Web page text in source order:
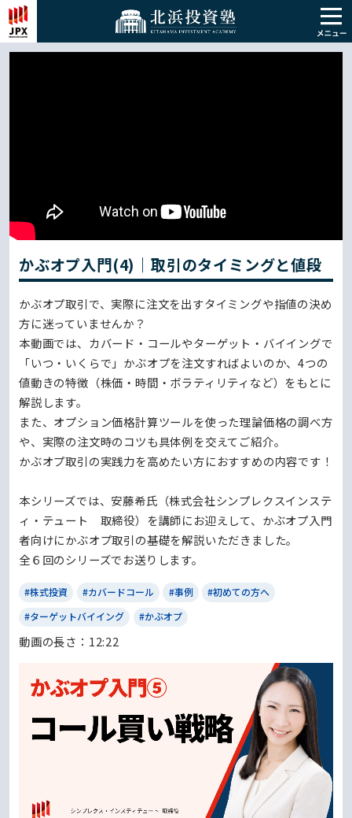
かぶオプ入門(4)｜取引のタイミングと値段
かぶオプ取引で、実際に注文を出すタイミングや指値の決め
方に迷っていませんか？
本動画では、カバード・コールやターゲット・バイイングで
「いつ・いくらで」かぶオプを注文すればよいのか、4つの
値動きの特徴（株価・時間・ボラティリティなど）をもとに
解説します。
また、オプション価格計算ツールを使った理論価格の調べ方
や、実際の注文時のコツも具体例を交えてご紹介。
かぶオプ取引の実践力を高めたい方におすすめの内容です！
本シリーズでは、安藤希氏（株式会社シンプレクスインステ
ィ・テュート 取締役）を講師にお迎えして、かぶオプ入門
者向けにかぶオプ取引の基礎を解説いただきました。
全６回のシリーズでお送りします。
#株式投資 #カバードコール #事例
#初めての方へ
#ターゲットバイイング
#かぶオプ
動画の⻑さ：12:22